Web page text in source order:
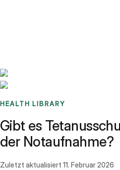
HEALTH LIBRARY
Gibt es
der Notaufnahme?
Zuletzt aktualisiert 11. Februar 2026